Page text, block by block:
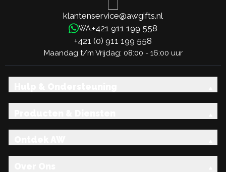
klantenservice@awgifts.nl
WA:+421 911 199 558
+421 (0) 911 199 558
Maandag t/m Vrijdag: 08:00 - 16:00 uur